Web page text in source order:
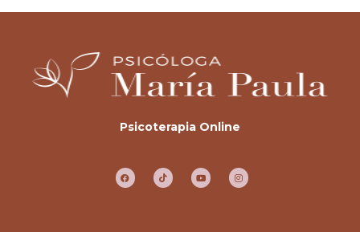
Psicoterapia Online